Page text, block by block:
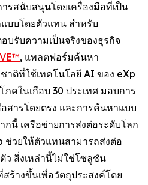
รสนับสนุนโดยเครื่องมือที่เป็น
บบโดยตัวแทน สำหรับ
บรับความเป็นจริงของธุรกิจ
, แพลตฟอร์มค้นหา
าติที่ใช้เทคโนโลยี AI ของ eXp
คในเกือบ 30 ประเทศ มอบการ
สารโดยตรง และการค้นหาแบบ
นี้ เครือข่ายการส่งต่อระดับโลก
วยให้ตัวแทนสามารถส่งต่อ
ว สิ่งเหล่านี้ไม่ใช่โซลูชัน
ร้างขึ้นเพื่อวัตถุประสงค์โดย